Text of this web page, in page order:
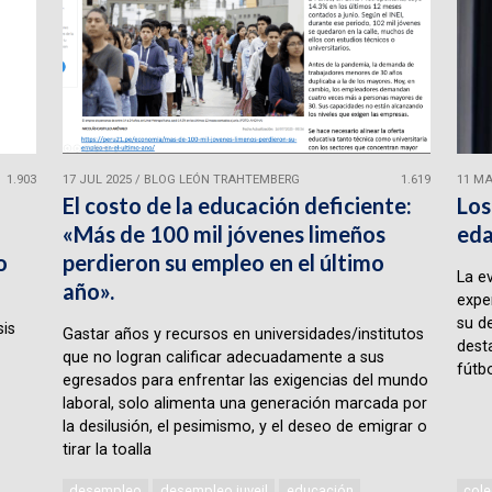
1.903 17 JUL 2025/ BLOG LEÓN TRAHTEMBERG 1.619
El costo de la educación deficiente:
«Más de 100 mil jóvenes limeños
perdieron su empleo en el último
año».
Gastar años y recursos en universidades/institutos
que no logran calificar adecuadamente a sus
egresados para enfrentar las exigencias del mundo
laboral, solo alimenta una generación marcada por
la desilusión, el pesimismo, y el deseo de emigrar o
tirar la toalla
11
La
su